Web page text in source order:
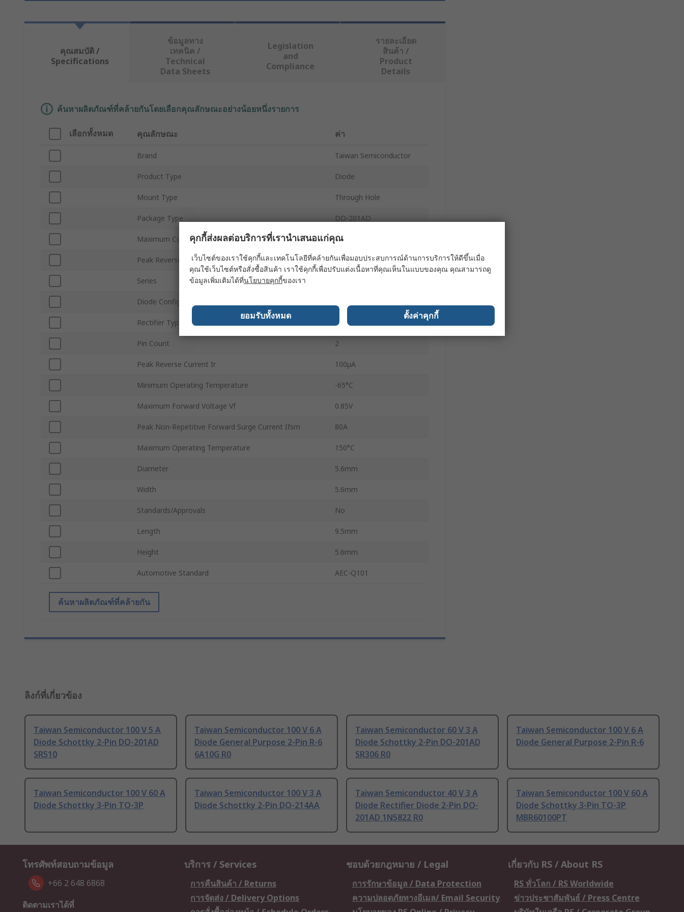
คุณสมบัติ /
Specifications
ข้อมูลทาง
เทคนิค /
Technical
Data Sheets
Legislation
and
Compliance
รายละเอียด
สินค้า /
Product
Details
ค้นหาผลิตภัณฑ์ที่คล้ายกันโดยเลือกคุณลักษณะอย่างน้อยหนึ่งรายการ
เลือกทั้งหมด คุณลักษณะ ค่า
Brand Taiwan Semiconductor
Product Type Diode
Mount Type Through Hole
Package Type DO-201AD
Maximum Continuous Forward Current If 3A
Peak Reverse Repetitive Voltage Vrrm 100V
Series
Diode Configuration
Rectifier Type Schottky
Pin Count 2
Peak Reverse Current Ir 100μA
Minimum Operating Temperature -65°C
Maximum Forward Voltage Vf 0.85V
Peak Non-Repetitive Forward Surge Current Ifsm 80A
Maximum Operating Temperature 150°C
Diameter 5.6mm
Width 5.6mm
Standards/Approvals No
Length 9.5mm
Height 5.6mm
Automotive Standard AEC-Q101
ค้นหาผลิตภัณฑ์ที่คล้ายกัน
ลิงก์ที่เกี่ยวข้อง
Taiwan Semiconductor 100 V 5 A
Diode Schottky 2-Pin DO-201AD
SR510
Taiwan Semiconductor 100 V 6 A
Diode General Purpose 2-Pin R-6
6A10G R0
Taiwan Semiconductor 60 V 3 A
Diode Schottky 2-Pin DO-201AD
SR306 R0
Taiwan Semiconductor 100 V 6 A
Diode General Purpose 2-Pin R-6
Taiwan Semiconductor 100 V 60 A
Diode Schottky 3-Pin TO-3P
Taiwan Semiconductor 100 V 3 A
Diode Schottky 2-Pin DO-214AA
Taiwan Semiconductor 40 V 3 A
Diode Rectifier Diode 2-Pin DO-
201AD 1N5822 R0
Taiwan Semiconductor 100 V 60 A
Diode Schottky 3-Pin TO-3P
MBR60100PT
โทรศัพท์สอบถามข้อมูล
+66 2 648 6868
ติดตามเราได้ที่
บริการ / Services
การคืนสินค้า / Returns
การจัดส่ง / Delivery Options
ชอบด้วยกฎหมาย / Legal
การรักษาข้อมูล / Data Protection
ความปลอดภัยทางอีเมล/ Email Security
เกี่ยวกับ RS / About RS
RS ทั่วโลก / RS Worldwide
ข่าวประชาสัมพันธ์ / Press Centre
คุกกี้ส่งผลต่อบริการที่เรานำเสนอแก่คุณ
เว็บไซต์ของเราใช้คุกกี้และเทคโนโลยีที่คล้ายกันเพื่อมอบประสบการณ์ด้านการบริการให้ดีขึ้นเมื่อ
คุณใช้เว็บไซต์หรือสั่งซื้อสินค้า เราใช้คุกกี้เพื่อปรับแต่งเนื้อหาที่คุณเห็นในแบบของคุณ คุณสามารถดู
ข้อมูลเพิ่มเติมได้ที่นโยบายคุกกี้ของเรา
ยอมรับทั้งหมด ตั้งค่าคุกกี้